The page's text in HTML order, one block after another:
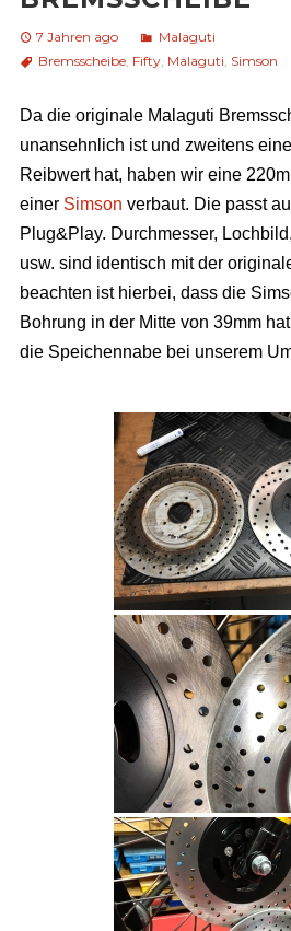
7 Jahren ago
Malaguti
Bremsscheibe, Fifty, Malaguti, Simson
Da die originale Malaguti
unansehnlich ist und zweitens
Reibwert hat, haben wir eine
einer Simson verbaut. Die passt
Plug&Play. Durchmesser,
usw. sind identisch mit der
beachten ist hierbei, dass die
Bohrung in der Mitte von 39mm
die Speichennabe bei unserem